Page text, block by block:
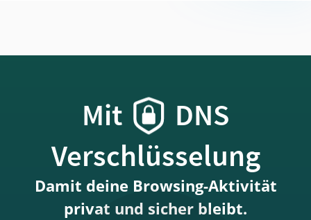
Mit
DNS
Verschlüsselung
Damit deine Browsing-Aktivität
privat und sicher bleibt.